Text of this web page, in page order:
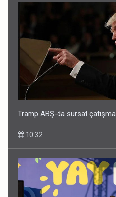
Tramp ABŞ-da sursat
10:32